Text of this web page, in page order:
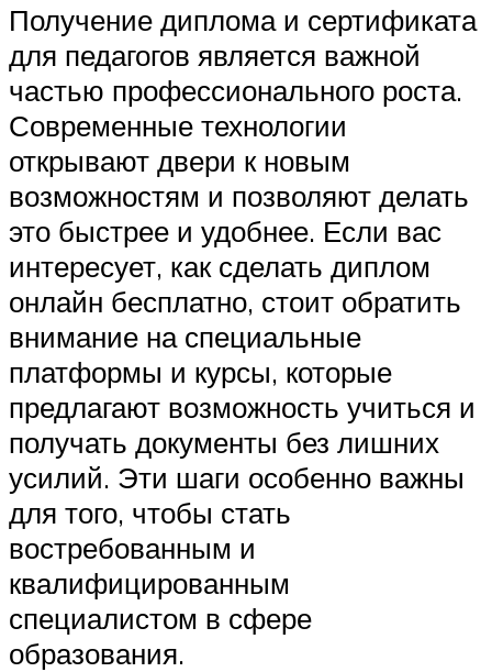
Получение диплома и сертификата
для педагогов является важной
частью профессионального роста.
Современные технологии
открывают двери к новым
возможностям и позволяют делать
это быстрее и удобнее. Если вас
интересует, как сделать диплом
онлайн бесплатно, стоит обратить
внимание на специальные
платформы и курсы, которые
предлагают возможность учиться и
получать документы без лишних
усилий. Эти шаги особенно важны
для того, чтобы стать
востребованным и
квалифицированным
специалистом в сфере
образования.